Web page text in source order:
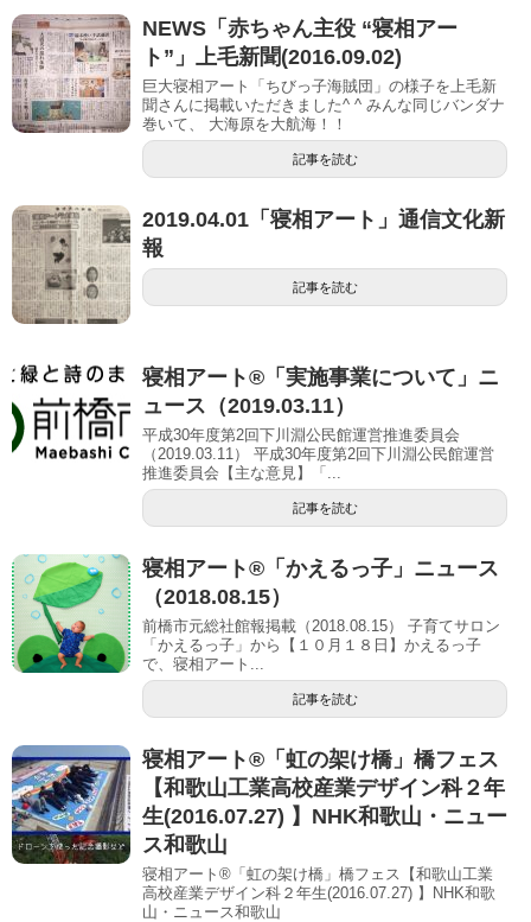
NEWS「赤ちゃん主役 “寝相アー
ト”」上毛新聞(2016.09.02)
巨大寝相アート「ちびっ子海賊団」の様子を上毛新
聞さんに掲載いただきました^ ^ みんな同じバンダナ
巻いて、 大海原を大航海！！
記事を読む
2019.04.01「寝相アート」通信文化新
報
記事を読む
寝相アート®「実施事業について」ニ
ュース（2019.03.11）
平成30年度第2回下川淵公民館運営推進委員会
（2019.03.11） 平成30年度第2回下川淵公民館運営
推進委員会【主な意見】「...
記事を読む
寝相アート®「かえるっ子」ニュース
（2018.08.15）
前橋市元総社館報掲載（2018.08.15） 子育てサロン
「かえるっ子」から【１０⽉１８⽇】かえるっ子
で、寝相アート...
記事を読む
寝相アート®「虹の架け橋」橋フェス
【和歌山工業高校産業デザイン科２年
生(2016.07.27) 】NHK和歌山・ニュー
ス和歌山
寝相アート®「虹の架け橋」橋フェス【和歌山工業
高校産業デザイン科２年生(2016.07.27) 】NHK和歌
山・ニュース和歌山